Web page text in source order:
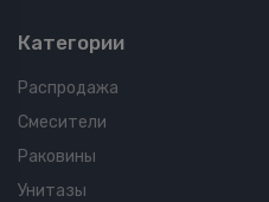
Категории
Распродажа
Смесители
Раковины
Унитазы